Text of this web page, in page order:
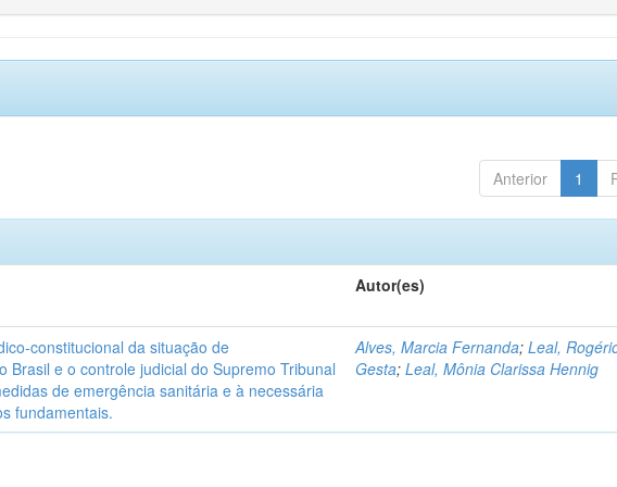
Anterior 1
Autor(es)
constitucional da situação de
Brasil e o controle judicial do Supremo Tribunal
de emergência sanitária e à necessária
fundamentais.
Alves, Marcia Fernanda;Leal,
Gesta;Leal, Mônia Clarissa Hennig